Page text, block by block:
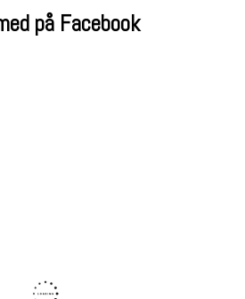
på Facebook